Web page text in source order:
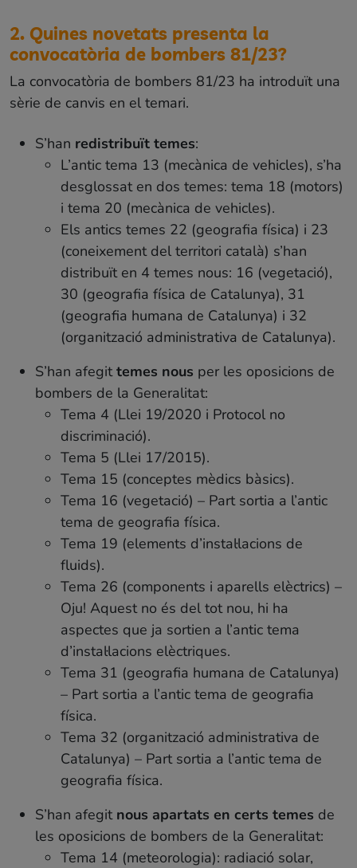
2. Quines novetats presenta la
convocatòria de bombers 81/23?
La convocatòria de bombers 81/23 ha introduït una
sèrie de canvis en el temari.
S’han redistribuït temes:
L’antic tema 13 (mecànica de vehicles), s’ha
desglossat en dos temes: tema 18 (motors)
i tema 20 (mecànica de vehicles).
Els antics temes 22 (geografia física) i 23
(coneixement del territori català) s’han
distribuït en 4 temes nous: 16 (vegetació),
30 (geografia física de Catalunya), 31
(geografia humana de Catalunya) i 32
(organització administrativa de Catalunya).
S’han afegittemes nous per les oposicions de
bombers de la Generalitat:
Tema 4 (Llei 19/2020 i Protocol no
discriminació).
Tema 5 (Llei 17/2015).
Tema 15 (conceptes mèdics bàsics).
Tema 16 (vegetació) – Part sortia a l’antic
tema de geografia física.
Tema 19 (elements d’instal·lacions de
fluids).
Tema 26 (components i aparells elèctrics) –
Oju! Aquest no és del tot nou, hi ha
aspectes que ja sortien a l’antic tema
d’instal·lacions elèctriques.
Tema 31 (geografia humana de Catalunya)
– Part sortia a l’antic tema de geografia
física.
Tema 32 (organització administrativa de
Catalunya) – Part sortia a l’antic tema de
geografia física.
S’han afegit nous apartats en certs temes de
les oposicions de bombers de la Generalitat:
Tema 14 (meteorologia): radiació solar,